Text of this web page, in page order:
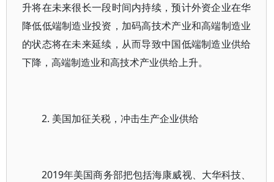
升将在未来很长一段时间内持续，预计外资企业在华
降低低端制造业投资，加码高技术产业和高端制造业
的状态将在未来延续，从而导致中国低端制造业供给
下降，高端制造业和高技术产业供给上升。
2. 美国加征关税，冲击生产企业供给
2019年美国商务部把包括海康威视、大华科技、